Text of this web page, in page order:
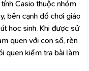
Casio thuộc nhóm
bên cạnh đồ chơi giáo
học sinh. Khi được sử
quen với con số, rèn
quen kiểm tra bài làm